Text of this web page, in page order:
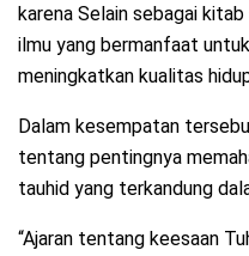
karena Selain sebagai kitab
ilmu yang bermanfaat
meningkatkan kualitas
Dalam kesempatan
tentang pentingnya
tauhid yang terkandung
“Ajaran tentang keesaan